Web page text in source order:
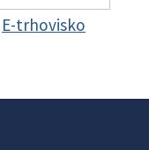
E-trhovisko